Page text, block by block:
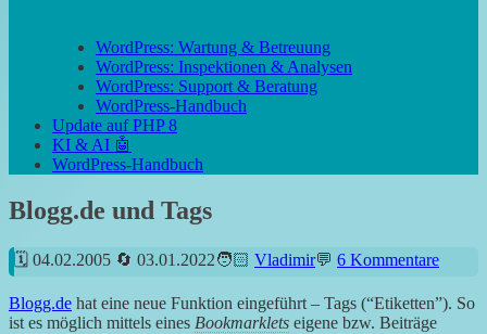
WordPress: Wartung & Betreuung
WordPress: Inspektionen & Analysen
WordPress: Support & Beratung
WordPress-Handbuch
Update auf PHP 8
KI & AI 🤖
WordPress-Handbuch
Blogg.de und Tags
04.02.2005 03.01.2022 Vladimir 6 Kommentare
Blogg.de hat eine neue Funktion eingeführt – Tags (“Etiketten”). So
ist es möglich mittels eines Bookmarklets eigene bzw. Beiträge